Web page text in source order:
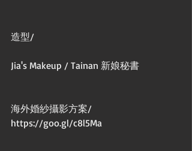
造型/
Jia's Makeup / Tainan 新娘秘書
海外婚紗攝影方案/
https://goo.gl/c8l5Ma